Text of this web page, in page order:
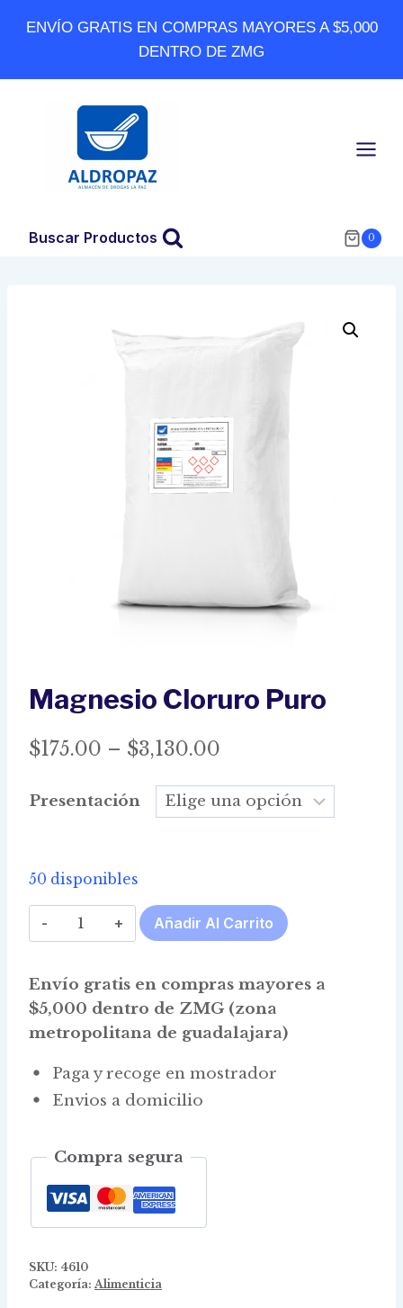
ENVÍO GRATIS EN COMPRAS MAYORES A $5,000
DENTRO DE ZMG
Buscar Productos 0
Magnesio Cloruro Puro
$175.00 – $3,130.00
$175.00
Presentación
50 disponibles
Magnesio
Cloruro
cantidad
Añadir Al Carrito
Envío gratis en compras mayores a
$5,000 dentro de ZMG (zona
metropolitana de guadalajara)
Paga y recoge en mostrador
Envios a domicilio
Compra segura
SKU: 4610
Categoría: Alimenticia